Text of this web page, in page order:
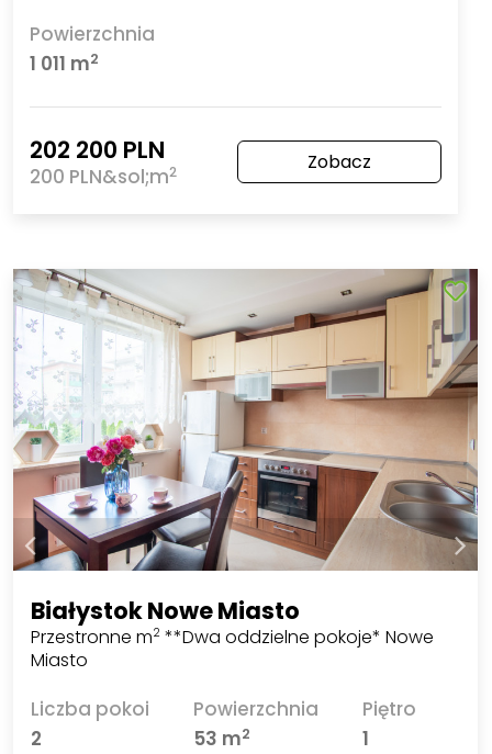
Powierzchnia
1 011 m2
202 200 PLN
200 PLN&sol;m2 Zobacz
Białystok Nowe Miasto
Przestronne m2 **Dwa oddzielne pokoje* Nowe
Miasto
Liczba pokoi
2
Powierzchnia
53 m2
Piętro
1